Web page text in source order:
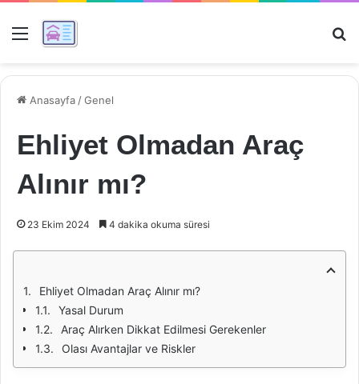
Menü
Anasayfa /Genel
Ehliyet Olmadan Araç
Alınır mı?
23 Ekim 2024 4 dakika okuma süresi
Ehliyet Olmadan Araç Alınır mı?
Yasal Durum
Araç Alırken Dikkat Edilmesi Gerekenler
Olası Avantajlar ve Riskler